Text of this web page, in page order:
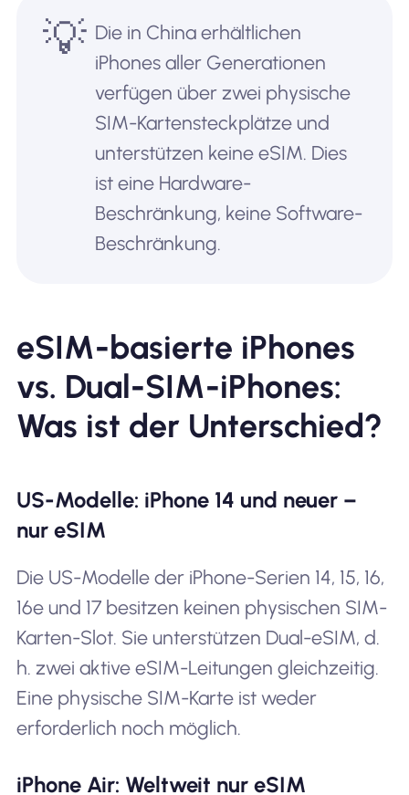
💡 Die in China erhältlichen
iPhones aller Generationen
verfügen über zwei physische
SIM-Kartensteckplätze und
unterstützen keine eSIM. Dies
ist eine Hardware-
Beschränkung, keine Software-
Beschränkung.
eSIM-basierte iPhones
vs. Dual-SIM-iPhones:
Was ist der Unterschied?
US-Modelle: iPhone 14 und neuer –
nur eSIM
Die US-Modelle der iPhone-Serien 14, 15, 16,
16e und 17 besitzen keinen physischen SIM-
Karten-Slot. Sie unterstützen Dual-eSIM, d.
h. zwei aktive eSIM-Leitungen gleichzeitig.
Eine physische SIM-Karte ist weder
erforderlich noch möglich.
iPhone Air: Weltweit nur eSIM